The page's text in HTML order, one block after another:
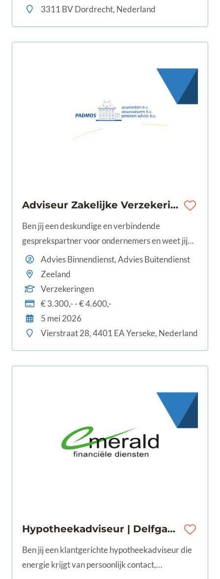
3311 BV Dordrecht, Nederland
Adviseur Zakelijke Verzekeringen | Yerseke | € 3.300 - € 4.600
Ben jij een deskundige en verbindende
gesprekspartner voor ondernemers en weet jij
zakelijke risico’s te vertalen naar passende
verzekeringsoplossingen? Voor Padmos
Assurantiën in Yerseke zijn wij op zoek naar een
Adviseur Zakelijke Verzekeringen die onde
Advies Binnendienst, Advies Buitendienst
Zeeland
Verzekeringen
€ 3.300,- - € 4.600,-
5 mei 2026
Vierstraat 28, 4401 EA Yerseke, Nederland
Hypotheekadviseur | Delfgauw | 32-40 uur | € 50.000 - € 90.000
Ben jij een klantgerichte hypotheekadviseur die
energie krijgt van persoonlijk contact,